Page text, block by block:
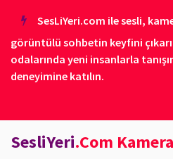
SesLiYeri.com ile sesli,
görüntülü sohbetin keyfini
odalarında yeni insanlarla
deneyimine katılın.
SesliYeri.Com